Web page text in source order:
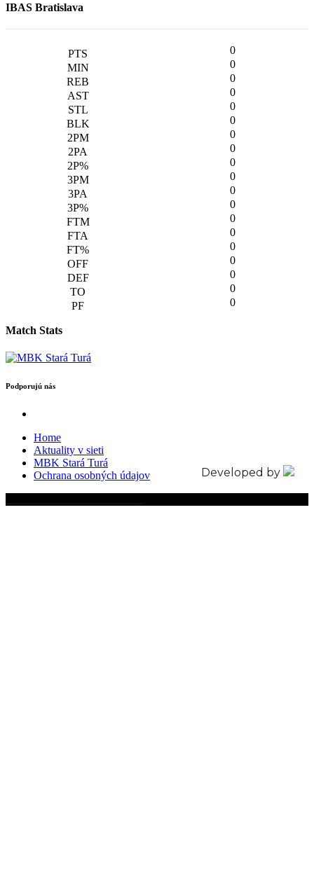
IBAS Bratislava
0
0
0
0
0
0
0
0
0
0
0
0
0
0
0
0
0
0
0
Match Stats
Podporujú nás
Home
Aktuality v sieti
MBK Stará Turá
Ochrana osobných údajov
Developed by